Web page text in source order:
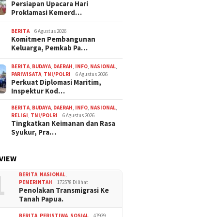
Persiapan Upacara Hari
Proklamasi Kemerd…
BERITA 6 Agustus 2026
Komitmen Pembangunan
Keluarga, Pemkab Pa…
BERITA, BUDAYA, DAERAH, INFO, NASIONAL,
PARIWISATA, TNI/POLRI 6 Agustus 2026
Perkuat Diplomasi Maritim,
Inspektur Kod…
BERITA, BUDAYA, DAERAH, INFO, NASIONAL,
RELIGI, TNI/POLRI 6 Agustus 2026
Tingkatkan Keimanan dan Rasa
Syukur, Pra…
BERITA, NASIONAL,
PEMERINTAH
172578 Dilihat
Penolakan Transmigrasi Ke
Tanah Papua.
BERITA PERISTIWA SOSIAL 47939